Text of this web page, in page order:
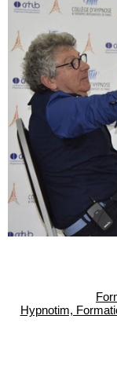
Hypnotim,